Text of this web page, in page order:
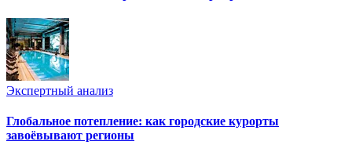
Экспертный анализ
Глобальное потепление: как городские курорты
завоёвывают регионы